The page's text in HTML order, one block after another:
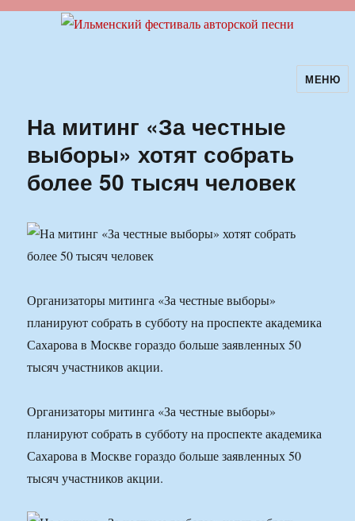
Ильменский фестиваль авторскойМЕНЮ
На митинг «За честные
выборы» хотят собрать
более 50 тысяч человек
Организаторы митинга «За честные выборы»
планируют собрать в субботу на проспекте академика
Сахарова в Москве гораздо больше заявленных 50
тысяч участников акции.
Организаторы митинга «За честные выборы»
планируют собрать в субботу на проспекте академика
Сахарова в Москве гораздо больше заявленных 50
тысяч участников акции.